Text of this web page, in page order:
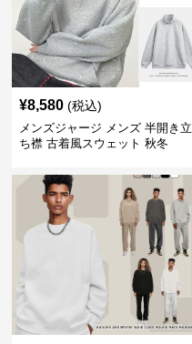
¥8,580 (税込)
メンズジャージ メンズ 半開き立
ち襟 古着風スウェット 秋冬